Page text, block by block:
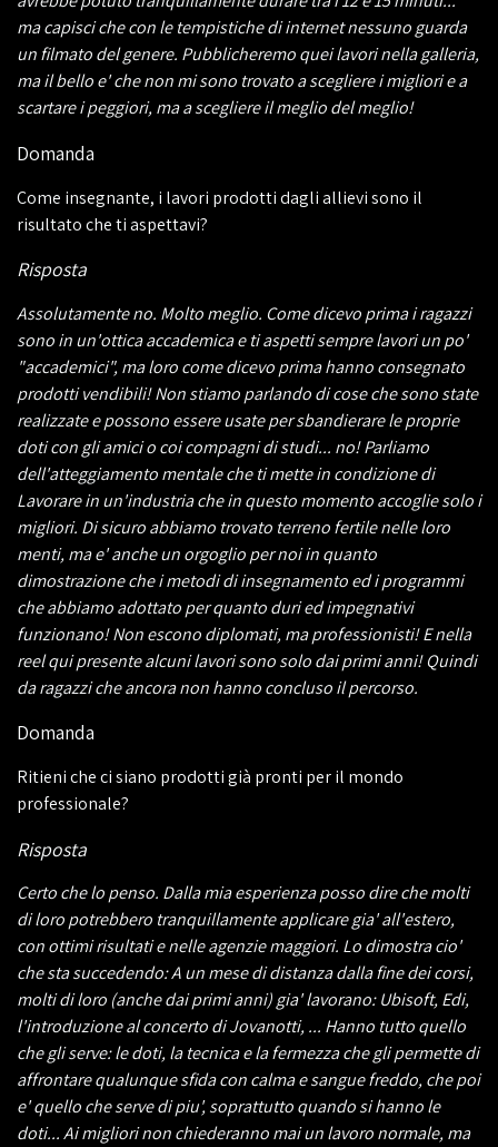
ma capisci che con le tempistiche di internet nessuno guarda
un filmato del genere. Pubblicheremo quei lavori nella galleria,
ma il bello e' che non mi sono trovato a scegliere i migliori e a
scartare i peggiori, ma a scegliere il meglio del meglio!
Domanda
Come insegnante, i lavori prodotti dagli allievi sono il
risultato che ti aspettavi?
Risposta
Assolutamente no. Molto meglio. Come dicevo prima i ragazzi
sono in un'ottica accademica e ti aspetti sempre lavori un po'
"accademici", ma loro come dicevo prima hanno consegnato
prodotti vendibili! Non stiamo parlando di cose che sono state
realizzate e possono essere usate per sbandierare le proprie
doti con gli amici o coi compagni di studi... no! Parliamo
dell'atteggiamento mentale che ti mette in condizione di
Lavorare in un'industria che in questo momento accoglie solo i
migliori. Di sicuro abbiamo trovato terreno fertile nelle loro
menti, ma e' anche un orgoglio per noi in quanto
dimostrazione che i metodi di insegnamento ed i programmi
che abbiamo adottato per quanto duri ed impegnativi
funzionano! Non escono diplomati, ma professionisti! E nella
reel qui presente alcuni lavori sono solo dai primi anni! Quindi
da ragazzi che ancora non hanno concluso il percorso.
Domanda
Ritieni che ci siano prodotti già pronti per il mondo
professionale?
Risposta
Certo che lo penso. Dalla mia esperienza posso dire che molti
di loro potrebbero tranquillamente applicare gia' all'estero,
con ottimi risultati e nelle agenzie maggiori. Lo dimostra cio'
che sta succedendo: A un mese di distanza dalla fine dei corsi,
molti di loro (anche dai primi anni) gia' lavorano: Ubisoft, Edi,
l'introduzione al concerto di Jovanotti, ... Hanno tutto quello
che gli serve: le doti, la tecnica e la fermezza che gli permette di
affrontare qualunque sfida con calma e sangue freddo, che poi
e' quello che serve di piu', soprattutto quando si hanno le
doti... Ai migliori non chiederanno mai un lavoro normale, ma